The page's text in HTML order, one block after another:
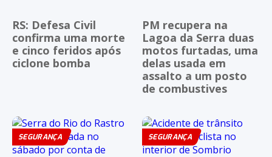
RS: Defesa Civil
confirma uma morte
e cinco feridos após
ciclone bomba
PM recupera na
Lagoa da Serra duas
motos furtadas, uma
delas usada em
assalto a um posto
de combustives
SEGURANÇA SEGURANÇA